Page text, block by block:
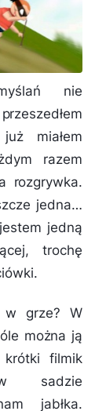
nie
miałem
razem
rozgrywka.
jedna…
jedną
trochę
grze? W
można ją
filmik
sadzie
jabłka.